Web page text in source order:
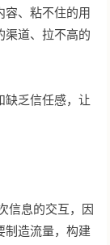
容、粘不住的用
渠道、拉不高的
缺乏信任感，让
信息的交互，因
制造流量，构建